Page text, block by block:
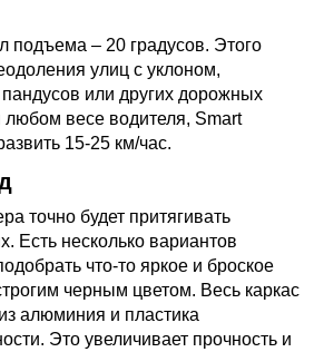
подъема – 20 градусов. Этого
улиц с уклоном,
или других дорожных
весе водителя, Smart
15-25 км/час.
точно будет притягивать
Есть несколько вариантов
что-то яркое и броское
черным цветом. Весь каркас
алюминия и пластика
Это увеличивает прочность и